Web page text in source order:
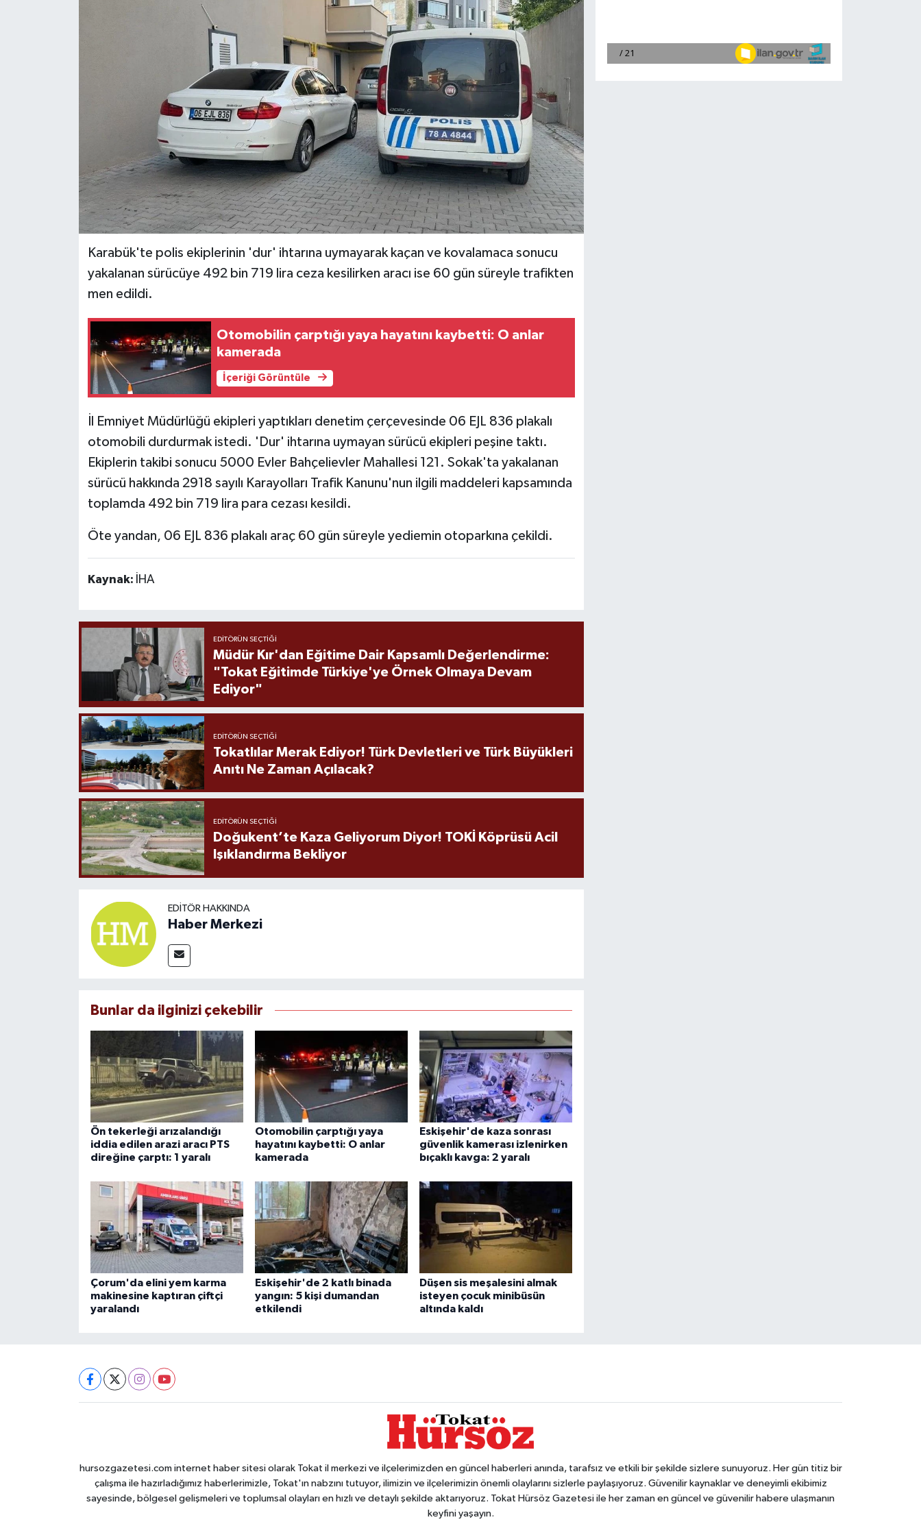
Karabük'te polis ekiplerinin 'dur' ihtarına uymayarak kaçan ve kovalamaca sonucu
yakalanan sürücüye 492 bin 719 lira ceza kesilirken aracı ise 60 gün süreyle trafikten
men edildi.
Otomobilin çarptığı yaya hayatını kaybetti: O anlar
kamerada
İçeriği Görüntüle
İl Emniyet Müdürlüğü ekipleri yaptıkları denetim çerçevesinde 06 EJL 836 plakalı
otomobili durdurmak istedi. 'Dur' ihtarına uymayan sürücü ekipleri peşine taktı.
Ekiplerin takibi sonucu 5000 Evler Bahçelievler Mahallesi 121. Sokak'ta yakalanan
sürücü hakkında 2918 sayılı Karayolları Trafik Kanunu'nun ilgili maddeleri kapsamında
toplamda 492 bin 719 lira para cezası kesildi.
Öte yandan, 06 EJL 836 plakalı araç 60 gün süreyle yediemin otoparkına çekildi.
Kaynak: İHA
EDITÖRÜN SEÇTIĞI
Müdür Kır'dan Eğitime Dair Kapsamlı Değerlendirme:
"Tokat Eğitimde Türkiye'ye Örnek Olmaya Devam
Ediyor"
EDITÖRÜN SEÇTIĞI
Tokatlılar Merak Ediyor! Türk Devletleri ve Türk Büyükleri
Anıtı Ne Zaman Açılacak?
EDITÖRÜN SEÇTIĞI
Doğukent’te Kaza Geliyorum Diyor! TOKİ Köprüsü Acil
Işıklandırma Bekliyor
EDITÖR HAKKINDA
Haber Merkezi
Bunlar da ilginizi çekebilir
Ön tekerleği arızalandığı
iddia edilen arazi aracı PTS
direğine çarptı: 1 yaralı
Otomobilin çarptığı yaya
hayatını kaybetti: O anlar
kamerada
Eskişehir'de kaza sonrası
güvenlik kamerası izlenirken
bıçaklı kavga: 2 yaralı
Çorum'da elini yem karma
makinesine kaptıran çiftçi
yaralandı
Eskişehir'de 2 katlı binada
yangın: 5 kişi dumandan
etkilendi
Düşen sis meşalesini almak
isteyen çocuk minibüsün
altında kaldı
hursozgazetesi.com internet haber sitesi olarak Tokat il merkezi ve ilçelerimizden en güncel haberleri anında, tarafsız ve etkili bir şekilde sizlere sunuyoruz. Her gün titiz bir
çalışma ile hazırladığımız haberlerimizle, Tokat'ın nabzını tutuyor, ilimizin ve ilçelerimizin önemli olaylarını sizlerle paylaşıyoruz. Güvenilir kaynaklar ve deneyimli ekibimiz
sayesinde, bölgesel gelişmeleri ve toplumsal olayları en hızlı ve detaylı şekilde aktarıyoruz. Tokat Hürsöz Gazetesi ile her zaman en güncel ve güvenilir habere ulaşmanın
keyfini yaşayın.